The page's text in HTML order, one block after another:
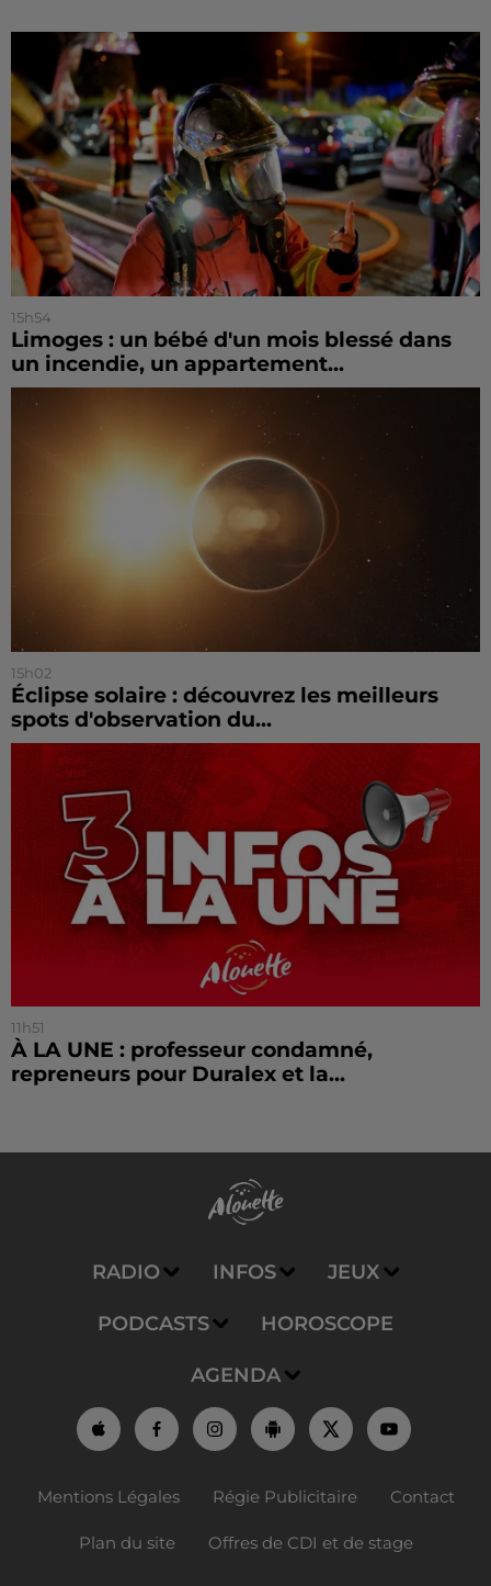
15h54
Limoges : un bébé d'un mois blessé dans
un incendie, un appartement...
15h02
Éclipse solaire : découvrez les meilleurs
spots d'observation du...
11h51
À LA UNE : professeur condamné,
repreneurs pour Duralex et la...
RADIO INFOS JEUX
PODCASTS HOROSCOPE
AGENDA
Mentions Légales Régie Publicitaire Contact
Plan du site Offres de CDI et de stage